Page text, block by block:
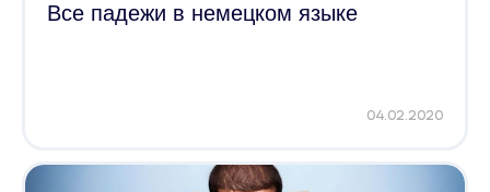
Все падежи в немецком языке
04.02.2020